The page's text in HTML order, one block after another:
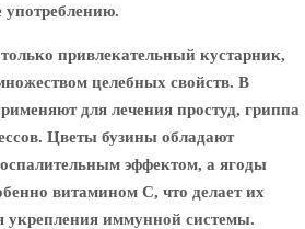
употреблению.
привлекательный кустарник,
целебных свойств. В
для лечения простуд, гриппа
Цветы бузины обладают
эффектом, а ягоды
витамином C, что делает их
укрепления иммунной системы.